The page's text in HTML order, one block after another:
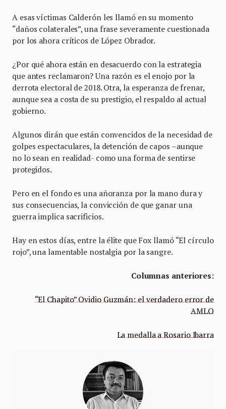
A esas víctimas Calderón les llamó en su momento
“daños colaterales”, una frase severamente cuestionada
por los ahora críticos de López Obrador.
¿Por qué ahora están en desacuerdo con la estrategia
que antes reclamaron? Una razón es el enojo por la
derrota electoral de 2018. Otra, la esperanza de frenar,
aunque sea a costa de su prestigio, el respaldo al actual
gobierno.
Algunos dirán que están convencidos de la necesidad de
golpes espectaculares, la detención de capos –aunque
no lo sean en realidad- como una forma de sentirse
protegidos.
Pero en el fondo es una añoranza por la mano dura y
sus consecuencias, la convicción de que ganar una
guerra implica sacrificios.
Hay en estos días, entre la élite que Fox llamó “El círculo
rojo”, una lamentable nostalgia por la sangre.
Columnas anteriores:
“El Chapito” Ovidio Guzmán: el verdadero error de
AMLO
La medalla a Rosario Ibarra